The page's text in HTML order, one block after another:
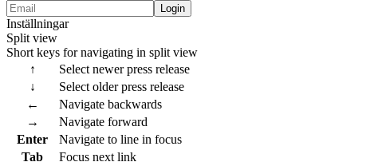
Login
Inställningar
Split view
Short keys for navigating in split view
↑
Select newer press release
↓
Select older press release
←
Navigate backwards
→
Navigate forward
Enter
Navigate to line in focus
Tab
Focus next link